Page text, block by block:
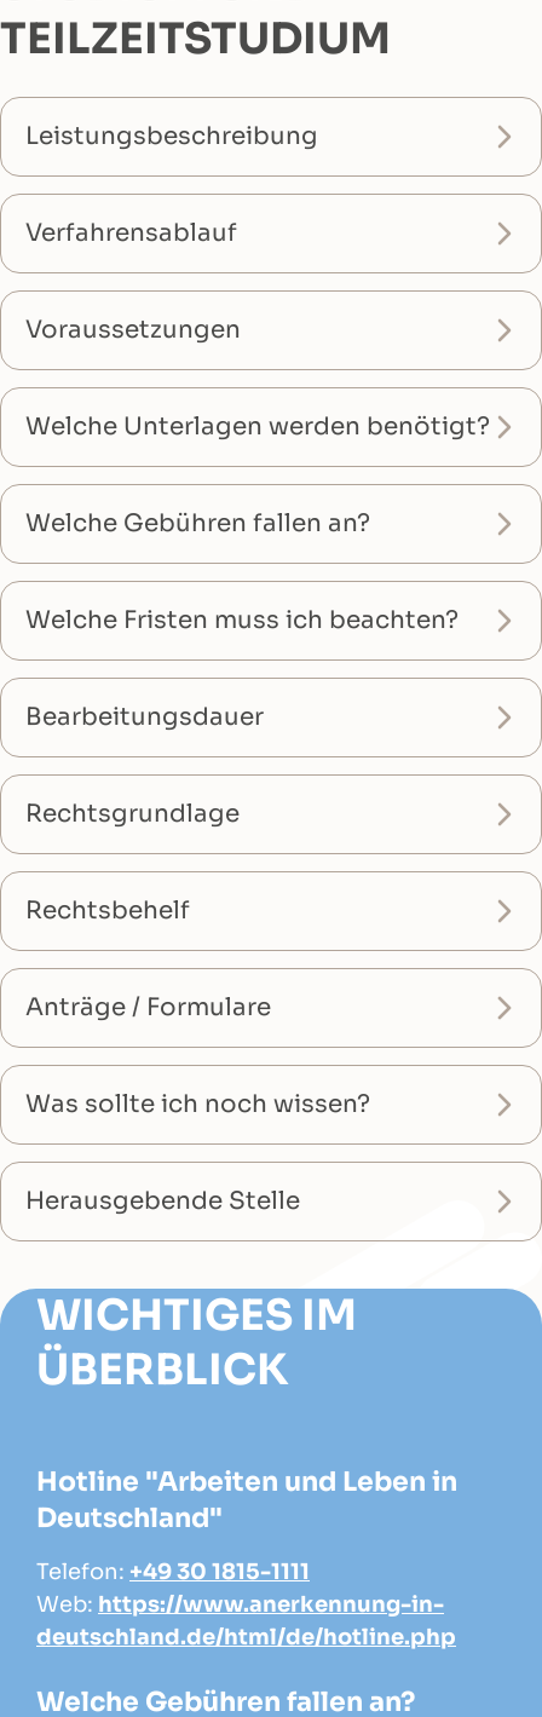
TEILZEITSTUDIUM
Leistungsbeschreibung
Verfahrensablauf
Voraussetzungen
Welche Unterlagen werden benötigt?
Welche Gebühren fallen an?
Welche Fristen muss ich beachten?
Bearbeitungsdauer
Rechtsgrundlage
Rechtsbehelf
Anträge / Formulare
Was sollte ich noch wissen?
Herausgebende Stelle
WICHTIGES IM
ÜBERBLICK
Hotline "Arbeiten und Leben in
Deutschland"
Telefon: +49 30 1815-1111
Web: https://www.anerkennung-in-
deutschland.de/html/de/hotline.php
Welche Gebühren fallen an?